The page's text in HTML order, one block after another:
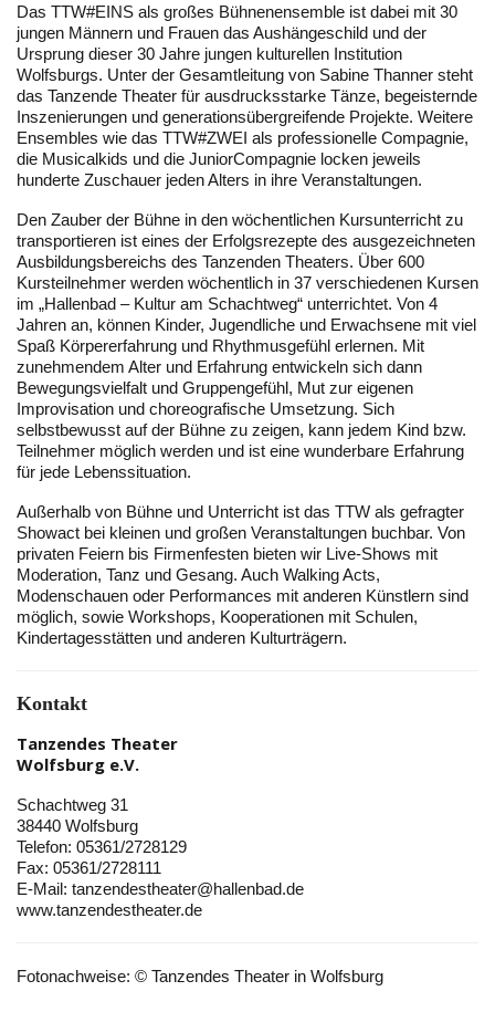
Das TTW#EINS als großes Bühnenensemble ist dabei mit 30
jungen Männern und Frauen das Aushängeschild und der
Ursprung dieser 30 Jahre jungen kulturellen Institution
Wolfsburgs. Unter der Gesamtleitung von Sabine Thanner steht
das Tanzende Theater für ausdrucksstarke Tänze, begeisternde
Inszenierungen und generationsübergreifende Projekte. Weitere
Ensembles wie das TTW#ZWEI als professionelle Compagnie,
die Musicalkids und die JuniorCompagnie locken jeweils
hunderte Zuschauer jeden Alters in ihre Veranstaltungen.
Den Zauber der Bühne in den wöchentlichen Kursunterricht zu
transportieren ist eines der Erfolgsrezepte des ausgezeichneten
Ausbildungsbereichs des Tanzenden Theaters. Über 600
Kursteilnehmer werden wöchentlich in 37 verschiedenen Kursen
im „Hallenbad – Kultur am Schachtweg“ unterrichtet. Von 4
Jahren an, können Kinder, Jugendliche und Erwachsene mit viel
Spaß Körpererfahrung und Rhythmusgefühl erlernen. Mit
zunehmendem Alter und Erfahrung entwickeln sich dann
Bewegungsvielfalt und Gruppengefühl, Mut zur eigenen
Improvisation und choreografische Umsetzung. Sich
selbstbewusst auf der Bühne zu zeigen, kann jedem Kind bzw.
Teilnehmer möglich werden und ist eine wunderbare Erfahrung
für jede Lebenssituation.
Außerhalb von Bühne und Unterricht ist das TTW als gefragter
Showact bei kleinen und großen Veranstaltungen buchbar. Von
privaten Feiern bis Firmenfesten bieten wir Live-Shows mit
Moderation, Tanz und Gesang. Auch Walking Acts,
Modenschauen oder Performances mit anderen Künstlern sind
möglich, sowie Workshops, Kooperationen mit Schulen,
Kindertagesstätten und anderen Kulturträgern.
Kontakt
Tanzendes Theater
Wolfsburg e.V.
Schachtweg 31
38440 Wolfsburg
Telefon: 05361/2728129
Fax: 05361/2728111
E-Mail: tanzendestheater@hallenbad.de
www.tanzendestheater.de
Fotonachweise: © Tanzendes Theater in Wolfsburg